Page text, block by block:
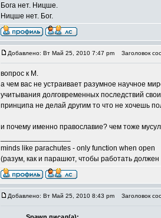
Бога нет. Ницше.
Ницше нет. Бог.
Добавлено: Вт Май 25, 2010 7:47 pm Заголовок
вопрос к М.
а чем вас не устраивает разумное научное
учитывания долговременных последствий
принципа не делай другим то что не хочешь
и почему именно православие? чем тоже
minds like parachutes - only function when open
(разум, как и парашют, чтобы работать
Добавлено: Вт Май 25, 2010 8:43 pm Заголовок